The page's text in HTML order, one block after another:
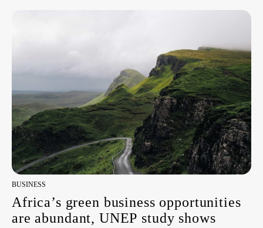
BUSINESS
Africa’s green business opportunities
are abundant, UNEP study shows